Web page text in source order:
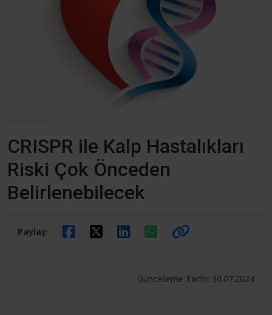
CRISPR ile Kalp Hastalıkları
Riski Çok Önceden
Belirlenebilecek
Paylaş:
Güncelleme Tarihi: 30.07.2024